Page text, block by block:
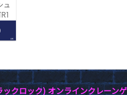
ュ
LRC
クロック) オンラインクレーン